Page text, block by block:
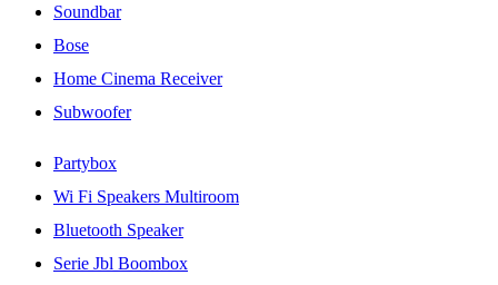
Soundbar
Bose
Home Cinema Receiver
Subwoofer
Partybox
Wi Fi Speakers Multiroom
Bluetooth Speaker
Serie Jbl Boombox